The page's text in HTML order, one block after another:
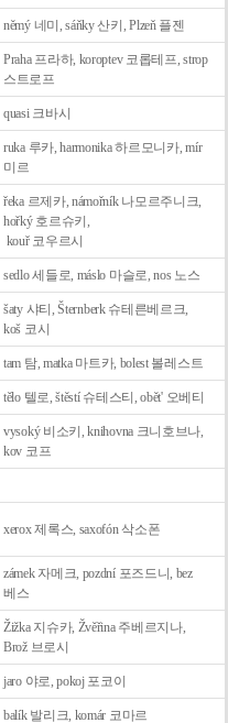
němý 네미, sáňky 산키, Plzeň 플젠
Praha 프라하, koroptev 코롭테프, strop
스트로프
quasi 크바시
ruka 루카, harmonika 하르모니카, mír
미르
řeka 르제카, námořník 나모르주니크,
hořký 호르슈키,
kouř 코우르시
sedlo 세들로, máslo 마슬로, nos 노스
šaty 샤티, Šternberk 슈테른베르크,
koš 코시
tam 탐, matka 마트카, bolest 볼레스트
tělo 텔로, štěstí 슈테스티, obět' 오베티
vysoký 비소키, knihovna 크니호브나,
kov 코프
xerox 제록스, saxofón 삭소폰
zámek 자메크, pozdní 포즈드니, bez
베스
Žižka 지슈카, Žvěřina 주베르지나,
Brož 브로시
jaro 야로, pokoj 포코이
balík 발리크, komár 코마르